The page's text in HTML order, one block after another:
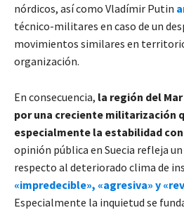
nórdicos, así como Vladímir Putin
técnico-militares en caso de un
movimientos similares en
organización.
En consecuencia, la región del
por una creciente militarización
especialmente la estabilidad
opinión pública en Suecia refleja
respecto al deteriorado clima de
«impredecible», «agresiva» y
Especialmente la inquietud se